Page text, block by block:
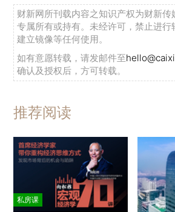
财新网所刊载内容之知识产权为财新传
专属所有或持有。未经许可，禁止进行
建立镜像等任何使用。
如有意愿转载，请发邮件至
确认及授权后，方可转载。
推荐阅读
私房课